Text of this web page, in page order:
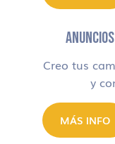
Creo tus
y
MÁS INFO